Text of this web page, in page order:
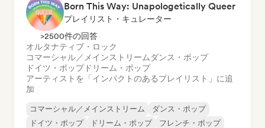
Born This Way: Unapologetically Queer
プレイリスト・キュレーター
>2500件の回答
オルタナティブ・ロック
コマーシャル／メインストリーム ダンス・ポップ
ドイツ・ポップドリーム・ポップ
アーティストを「インパクトのあるプレイリスト」に追
加
コマーシャル／メインストリーム
ダンス・ポップ
ドイツ・ポップ
ドリーム・ポップ
フレンチ・ポップ